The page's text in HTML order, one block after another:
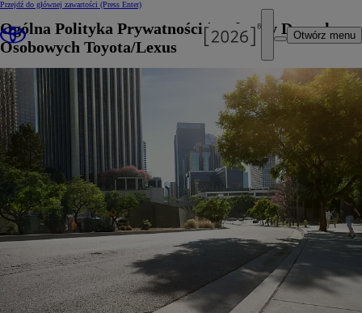
Przejdź do głównej zawartości (Press Enter)
Otwórz menu
Ogólna Polityka Prywatności i Ochrony Danych
Osobowych Toyota/Lexus